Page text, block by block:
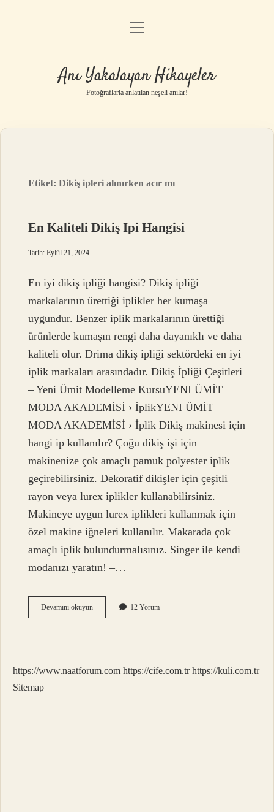
Anasayfa
Yasal Uyarı
menüyü
Anı Yakalayan Hikayeler
Fotoğraflarla anlatılan neşeli anılar!
Etiket:Dikiş ipleri alınırken acır mı
En Kaliteli Dikiş Ipi Hangisi
Tarih: Eylül 21, 2024
En iyi dikiş ipliği hangisi? Dikiş ipliği
markalarının ürettiği iplikler her kumaşa
uygundur. Benzer iplik markalarının ürettiği
ürünlerde kumaşın rengi daha dayanıklı ve daha
kaliteli olur. Drima dikiş ipliği sektördeki en iyi
iplik markaları arasındadır. Dikiş İpliği Çeşitleri
– Yeni Ümit Modelleme KursuYENI ÜMİT
MODA AKADEMİSİ › İplikYENI ÜMİT
MODA AKADEMİSİ › İplik Dikiş makinesi için
hangi ip kullanılır? Çoğu dikiş işi için
makinenize çok amaçlı pamuk polyester iplik
geçirebilirsiniz. Dekoratif dikişler için çeşitli
rayon veya lurex iplikler kullanabilirsiniz.
Makineye uygun lurex iplikleri kullanmak için
özel makine iğneleri kullanılır. Makarada çok
amaçlı iplik bulundurmalısınız. Singer ile kendi
modanızı yaratın! –…
Devamını okuyunEn
Kaliteli
12 Yorum
https://www.naatforum.com https://cife.com.tr https://kuli.com.tr
Sitemap